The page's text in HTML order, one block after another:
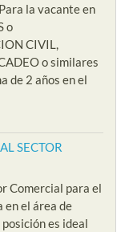
la vacante en
o
CIVIL,
o similares
de 2 años en el
SECTOR
Comercial para el
en el área de
es ideal